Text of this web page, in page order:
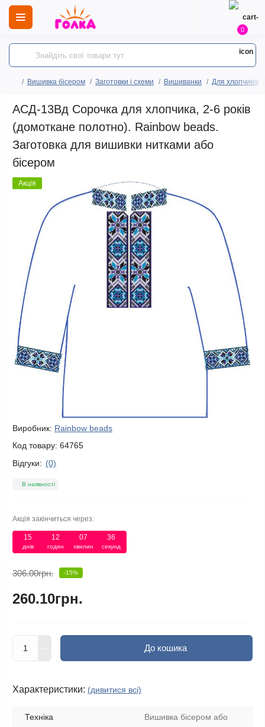
0
Вишивка бісером Заготовки і схеми Вишиванки Для хлопчиків
АСД-13Вд Сорочка для хлопчика, 2-6 років
(домоткане полотно). Rainbow beads.
Заготовка для вишивки нитками або
бісером
Акція
Виробник: Rainbow beads
Код товару: 64765
Відгуки: (0)
В наявності
Акція закінчиться через:
15
днів
: 12
годин
: 07
хвилин
: 36
секунд
306.00грн. -15%
260.10грн.
До кошика
Характеристики: (дивитися всі)
Техніка
Вишивка бісером або